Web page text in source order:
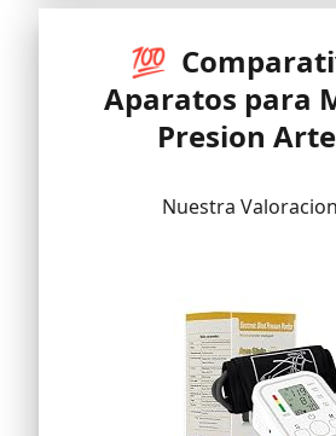
"beurer
Samsung Health y Health
💯
Aparatos para
Presion
Nuestra